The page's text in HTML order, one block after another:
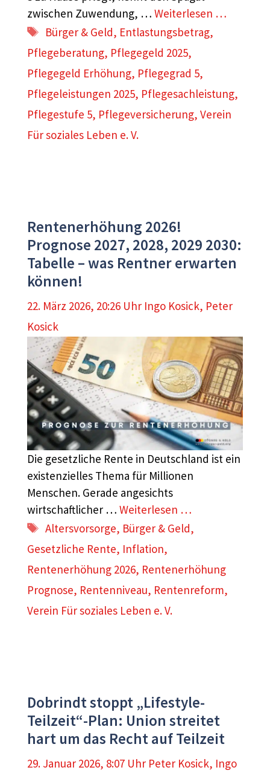
zwischen Zuwendung, … Weiterlesen …
Schlagwörter
Bürger & Geld, Entlastungsbetrag,
Pflegeberatung, Pflegegeld 2025,
Pflegegeld Erhöhung, Pflegegrad 5,
Pflegeleistungen 2025, Pflegesachleistung,
Pflegestufe 5, Pflegeversicherung, Verein
Für soziales Leben e. V.
Rentenerhöhung 2026!
Prognose 2027, 2028, 2029 2030:
Tabelle – was Rentner erwarten
können!
22. März 2026, 20:26 Uhr Ingo Kosick, Peter
Kosick
Die gesetzliche Rente in Deutschland ist ein
existenzielles Thema für Millionen
Menschen. Gerade angesichts
wirtschaftlicher … Weiterlesen …
Schlagwörter
Altersvorsorge, Bürger & Geld,
Gesetzliche Rente, Inflation,
Rentenerhöhung 2026, Rentenerhöhung
Prognose, Rentenniveau, Rentenreform,
Verein Für soziales Leben e. V.
Dobrindt stoppt „Lifestyle-
Teilzeit“-Plan: Union streitet
hart um das Recht auf Teilzeit
29. Januar 2026, 8:07 Uhr Peter Kosick, Ingo